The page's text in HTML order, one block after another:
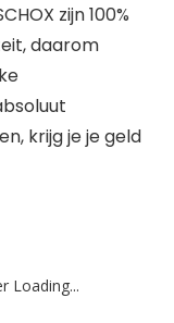
zijn 100%
daarom
krijg je je geld
Loading...